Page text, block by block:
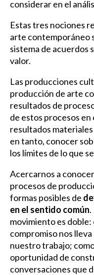
considerar en el
Estas tres nociones
arte contemporáneo
sistema de acuerdos
valor.
Las producciones
producción de arte
resultados de
de estos procesos en
resultados
en tanto, conocer
los límites de lo que
Acercarnos a
procesos de
formas posibles de
en el sentido común
movimiento es
compromiso nos
nuestro trabajo;
oportunidad de
conversaciones que